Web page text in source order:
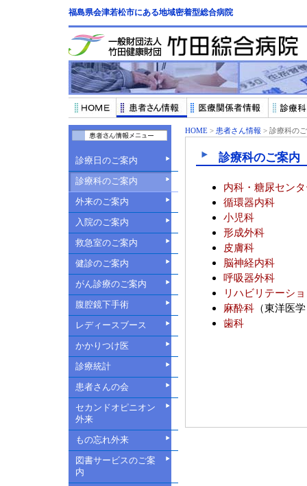
福島県会津若松市にある地域密着型総合病院
診療日のご案内
診療科のご案内
外来のご案内
入院のご案内
救急室のご案内
健診のご案内
がん診療のご案内
腹腔鏡下手術
レディースブース
かかりつけ医
診療統計
患者さんの会
セカンドオピニオン
外来
もの忘れ外来
図書サービスのご案
内
HOME > 患者さん情報 > 診療科の
診療科のご案内
内科・糖尿セン
循環器内科
小児科
形成外科
皮膚科
脳神経内科
呼吸器外科
リハビリテーシ
麻酔科 （東洋医
歯科